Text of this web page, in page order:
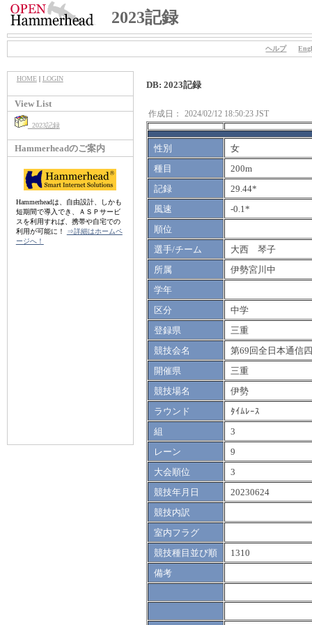
2023記録
ヘルプ
HOME| LOGIN
View List
2023記録
Hammerheadのご案内
Hammerheadは、自由設計、しかも
短期間で導入でき、ＡＳＰサービ
スを利用すれば、携帯や自宅での
利用が可能に！
⇒詳細はホームペ
ージへ！
DB: 2023記録
作成日： 2024/02/12 18:50:23 JST
性別
女
種目
200m
記録
29.44*
風速
-0.1*
順位
選手/チーム
大西 琴子
所属
伊勢宮川中
学年
区分
中学
登録県
三重
競技会名
第69回全日本通信
開催県
三重
競技場名
伊勢
ラウンド
ﾀｲﾑﾚｰｽ
組
3
レーン
9
大会順位
3
競技年月日
20230624
競技内訳
室内フラグ
競技種目並び順
1310
備考